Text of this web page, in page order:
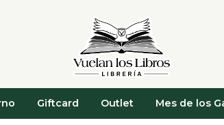
Giftcard Outlet Mes de los